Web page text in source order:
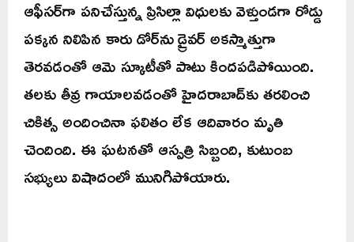
ఆఫీసర్‌గా పనిచేస్తున్న ప్రిసిల్లా విధులకు వెళ్తుండగా రోడ్డు
పక్కన నిలిపిన కారు డోర్‌ను డ్రైవర్ అకస్మాత్తుగా
తెరవడంతో ఆమె స్కూటీతో పాటు కిందపడిపోయింది.
తలకు తీవ్ర గాయాలవడంతో హైదరాబాద్‌కు తరలించి
చికిత్స అందించినా ఫలితం లేక ఆదివారం మృతి
చెందింది. ఈ ఘటనతో ఆస్పత్రి సిబ్బంది, కుటుంబ
సభ్యులు విషాదంలో మునిగిపోయారు.